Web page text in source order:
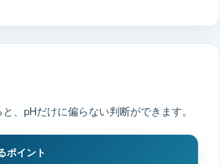
、pHだけに偏らない判断ができます。
ポイント